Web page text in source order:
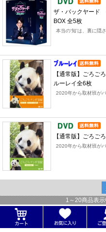
ザ・バックヤード
BOX 全5枚
本当の'知'は、裏に隠
【通常版】ごろご
ルーレイ全6枚
2020年から取材班が
【通常版】ごろご
2020年から取材班が
1 ～ 20商品表示